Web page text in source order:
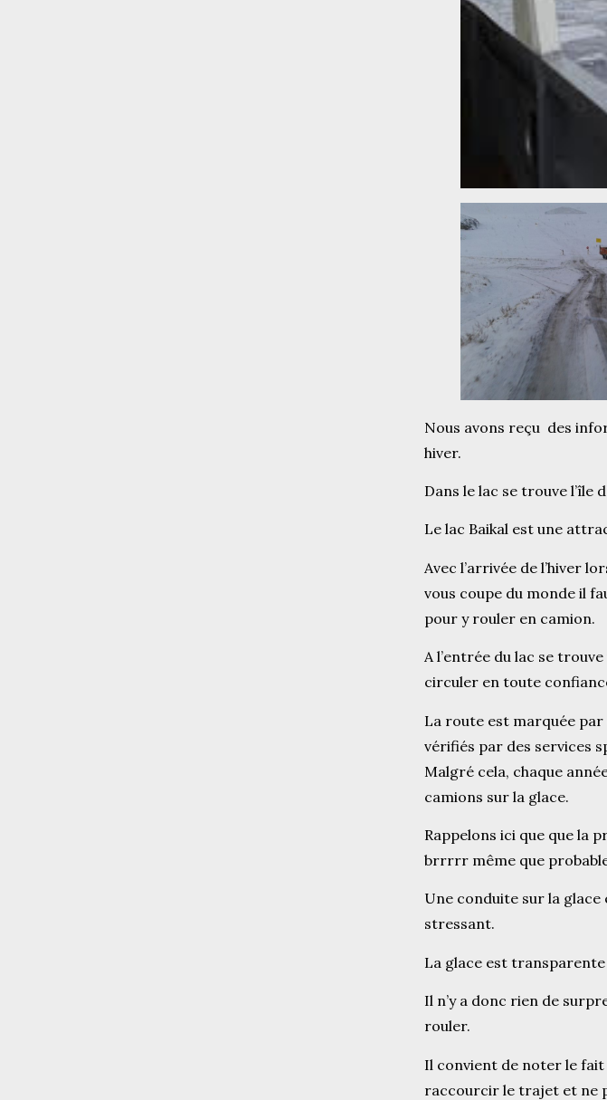
Nous avons reçu des
hiver.
Dans le lac se trouve l’île
Le lac Baikal est une
Avec l’arrivée de l’hiver
vous coupe du monde il
pour y rouler en camion.
A l’entrée du lac se
circuler en toute
La route est marquée par
vérifiés par des services
Malgré cela, chaque
camions sur la glace.
Rappelons ici que que la
brrrrr même que
Une conduite sur la
stressant.
La glace est transparente
Il n’y a donc rien de
rouler.
Il convient de noter le fait
raccourcir le trajet et ne